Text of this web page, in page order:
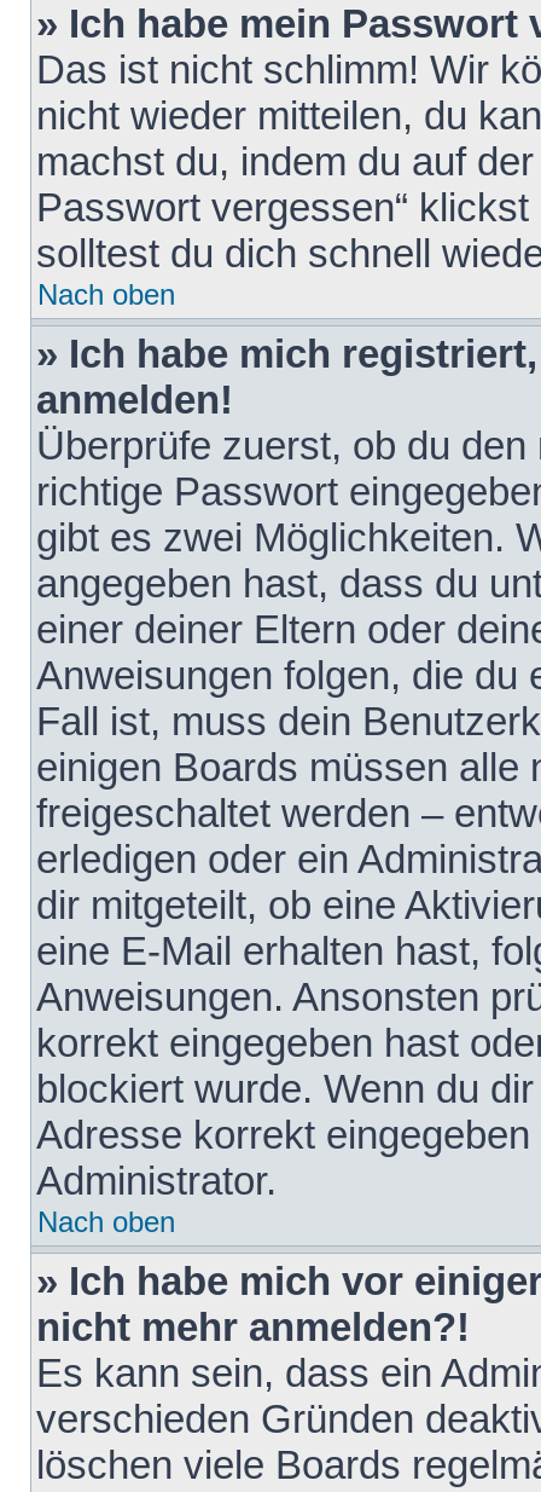
» Ich habe mein Passwort
Das ist nicht schlimm! Wir
nicht wieder mitteilen, du
machst du, indem du auf
Passwort vergessen“
solltest du dich schnell
Nach oben
» Ich habe mich
anmelden!
Überprüfe zuerst, ob du
richtige Passwort
gibt es zwei Möglichkeiten.
angegeben hast, dass du
einer deiner Eltern oder
Anweisungen folgen, die du
Fall ist, muss dein
einigen Boards müssen alle
freigeschaltet werden –
erledigen oder ein
dir mitgeteilt, ob eine
eine E-Mail erhalten hast,
Anweisungen. Ansonsten
korrekt eingegeben hast
blockiert wurde. Wenn du
Adresse korrekt
Administrator.
Nach oben
» Ich habe mich vor
nicht mehr anmelden?!
Es kann sein, dass ein
verschieden Gründen
löschen viele Boards